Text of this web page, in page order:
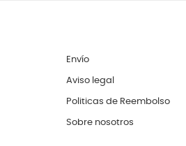
Envío
Aviso legal
Politicas de Reembolso
Sobre nosotros